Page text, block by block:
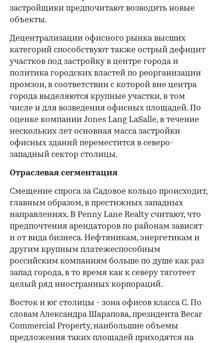
застройщики предпочитают возводить новые
объекты.
Децентрализации офисного рынка высших
категорий способствуют также острый дефицит
участков под застройку в центре города и
политика городских властей по реорганизации
промзон, в соответствии с которой вне центра
города выделяются крупные участки, в том
числе и для возведения офисных площадей. По
оценке компании Jones Lang LaSalle, в течение
нескольких лет основная масса застройки
офисных зданий переместится в северо-
западный сектор столицы.
Отраслевая сегментация
Смещение спроса за Садовое кольцо происходит,
главным образом, в престижных западных
направлениях. В Penny Lane Realty считают, что
предпочтения арендаторов по районам зависят
и от вида бизнеса. Нефтяникам, энергетикам и
другим крупным платежеспособным
российским компаниям больше по душе как раз
запад города, в то время как к северу тяготеет
целый ряд иностранных корпораций.
Восток и юг столицы - зона офисов класса С. По
словам Александра Шарапова, президента Becar
Commercial Property, наибольшие объемы
предложения таких площадей приходятся на